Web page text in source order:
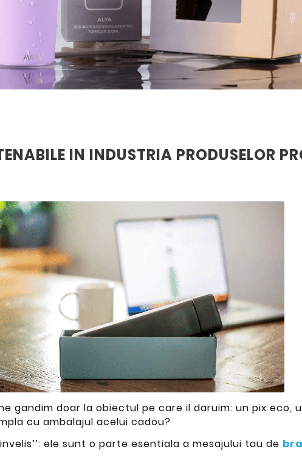
IN INDUSTRIA PRODUSELOR
gandim doar la obiectul pe care il daruim: un pix
cu ambalajul acelui cadou?
ele sunt o parte esentiala a mesajului tau de